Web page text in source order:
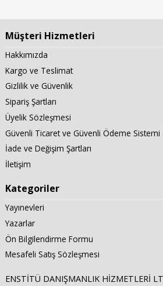
Müşteri Hizmetleri
Hakkımızda
Kargo ve Teslimat
Gizlilik ve Güvenlik
Sipariş Şartları
Üyelik Sözleşmesi
Güvenli Ticaret ve Güvenli Ödeme Sistemi
İade ve Değişim Şartları
İletişim
Kategoriler
Yayınevleri
Yazarlar
Ön Bilgilendirme Formu
Mesafeli Satış Sözleşmesi
ENSTİTÜ DANIŞMANLIK HİZMETLERİ